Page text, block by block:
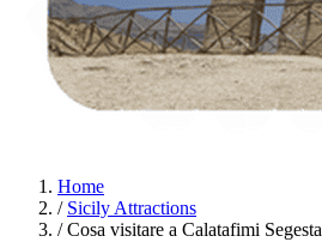
Home
/ Sicily Attractions
/ Cosa visitare a Calatafimi Segesta